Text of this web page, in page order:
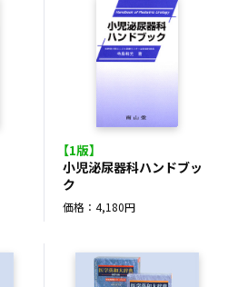
【1版】
小児泌尿器科ハンドブッ
ク
価格：4,180円